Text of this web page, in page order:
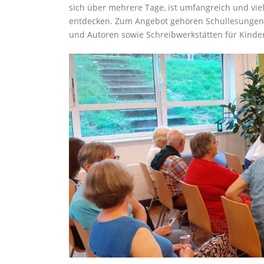
sich über mehrere Tage, ist umfangreich und
entdecken. Zum Angebot gehören
und Autoren sowie Schreibwerkstätten für